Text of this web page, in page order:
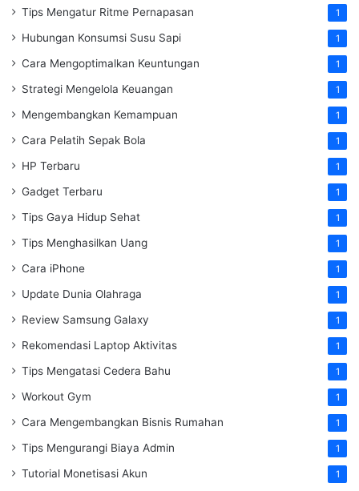
Tips Mengatur Ritme Pernapasan 1
Hubungan Konsumsi Susu Sapi 1
Cara Mengoptimalkan Keuntungan 1
Strategi Mengelola Keuangan 1
Mengembangkan Kemampuan 1
Cara Pelatih Sepak Bola 1
HP Terbaru 1
Gadget Terbaru 1
Tips Gaya Hidup Sehat 1
Tips Menghasilkan Uang 1
Cara iPhone 1
Update Dunia Olahraga 1
Review Samsung Galaxy 1
Rekomendasi Laptop Aktivitas 1
Tips Mengatasi Cedera Bahu 1
Workout Gym 1
Cara Mengembangkan Bisnis Rumahan 1
Tips Mengurangi Biaya Admin 1
Tutorial Monetisasi Akun 1